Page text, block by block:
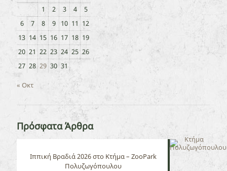
1
2 3 4
5
6
7 8 9 10 11 12
13 14 15 16 17 18 19
20 21 22 23 24 25 26
27 28 29 30 31
« Οκτ
Πρόσφατα Άρθρα
Ιππική Βραδιά 2026 στο Κτήμα – ZooPark
Πολυζωγόπουλου